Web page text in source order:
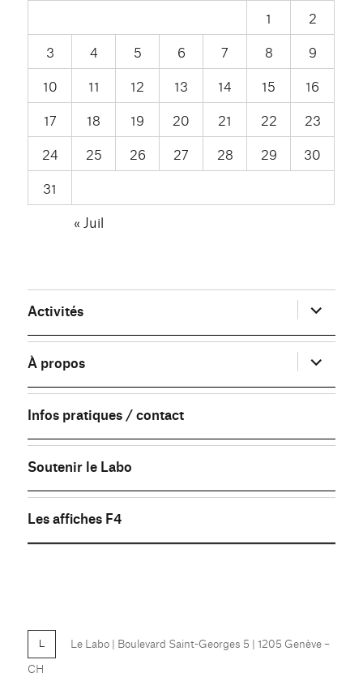
1
2
3
4 5 6 7 8
9
10
11 12 13 14 15
16
17
18 19 20 21 22
23
24
25 26 27 28 29
30
31
« Juil
Activités ouvrir
le
sous-
menu
À propos
ouvrir
le
sous-
menu
Infos pratiques / contact
Soutenir le Labo
Les affiches F4
Le Labo | Boulevard Saint-Georges 5 | 1205 Genève –
CH